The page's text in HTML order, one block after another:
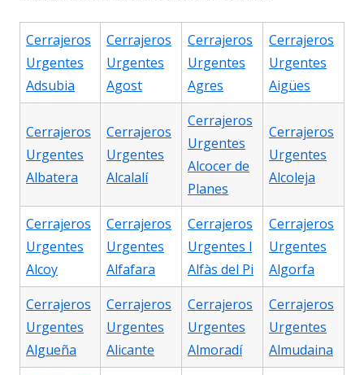
Cerrajeros
Urgentes
Adsubia
Cerrajeros
Urgentes
Agost
Cerrajeros
Urgentes
Agres
Cerrajeros
Urgentes
Aigües
Cerrajeros
Urgentes
Albatera
Cerrajeros
Urgentes
Alcalalí
Cerrajeros
Urgentes
Alcocer de
Planes
Cerrajeros
Urgentes
Alcoleja
Cerrajeros
Urgentes
Alcoy
Cerrajeros
Urgentes
Alfafara
Cerrajeros
Urgentes l
Alfàs del Pi
Cerrajeros
Urgentes
Algorfa
Cerrajeros
Urgentes
Algueña
Cerrajeros
Urgentes
Alicante
Cerrajeros
Urgentes
Almoradí
Cerrajeros
Urgentes
Almudaina